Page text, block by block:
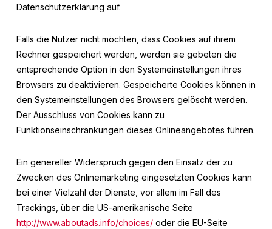
Datenschutzerklärung auf.
Falls die Nutzer nicht möchten, dass Cookies auf ihrem
Rechner gespeichert werden, werden sie gebeten die
entsprechende Option in den Systemeinstellungen ihres
Browsers zu deaktivieren. Gespeicherte Cookies können in
den Systemeinstellungen des Browsers gelöscht werden.
Der Ausschluss von Cookies kann zu
Funktionseinschränkungen dieses Onlineangebotes führen.
Ein genereller Widerspruch gegen den Einsatz der zu
Zwecken des Onlinemarketing eingesetzten Cookies kann
bei einer Vielzahl der Dienste, vor allem im Fall des
Trackings, über die US-amerikanische Seite
http://www.aboutads.info/choices/oder die EU-Seite